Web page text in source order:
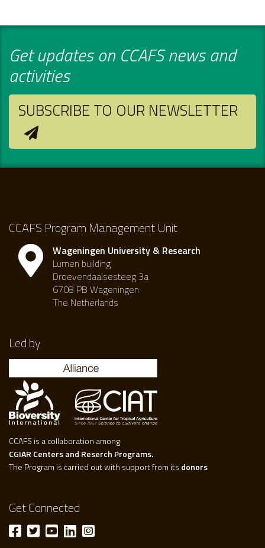
Get updates on CCAFS news and
activities
SUBSCRIBE TO OUR NEWSLETTER
CCAFS Program Management Unit
Wageningen University & Research
Lumen building
Droevendaalsesteeg 3a
6708 PB Wageningen
The Netherlands
Led by
CCAFS is a collaboration among
CGIAR Centers and Reserch Programs.
The Program is carried out with support from its donors
Get Connected